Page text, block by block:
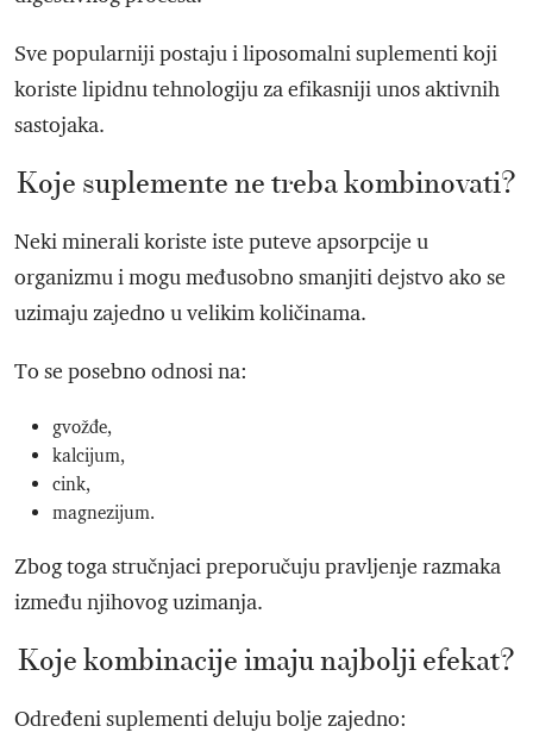
Sve popularniji postaju i liposomalni suplementi koji
koriste lipidnu tehnologiju za efikasniji unos aktivnih
sastojaka.
Koje suplemente ne treba kombinovati?
Neki minerali koriste iste puteve apsorpcije u
organizmu i mogu međusobno smanjiti dejstvo ako se
uzimaju zajedno u velikim količinama.
To se posebno odnosi na:
gvožđe,
kalcijum,
cink,
magnezijum.
Zbog toga stručnjaci preporučuju pravljenje razmaka
između njihovog uzimanja.
Koje kombinacije imaju najbolji efekat?
Određeni suplementi deluju bolje zajedno: